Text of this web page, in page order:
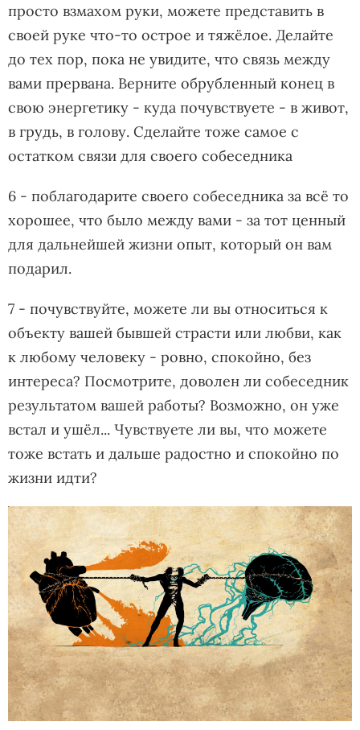
просто взмахом руки, можете представить в
своей руке что-то острое и тяжёлое. Делайте
до тех пор, пока не увидите, что связь между
вами прервана. Верните обрубленный конец в
свою энергетику - куда почувствуете - в живот,
в грудь, в голову. Сделайте тоже самое с
остатком связи для своего собеседника
6 - поблагодарите своего собеседника за всё то
хорошее, что было между вами - за тот ценный
для дальнейшей жизни опыт, который он вам
подарил.
7 - почувствуйте, можете ли вы относиться к
объекту вашей бывшей страсти или любви, как
к любому человеку - ровно, спокойно, без
интереса? Посмотрите, доволен ли собеседник
результатом вашей работы? Возможно, он уже
встал и ушёл... Чувствуете ли вы, что можете
тоже встать и дальше радостно и спокойно по
жизни идти?